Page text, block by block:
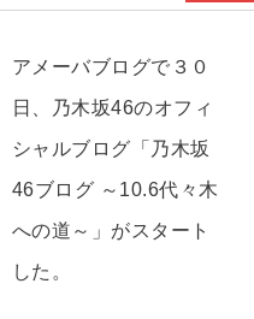
アメーバブログで３０
日、乃木坂46のオフィ
シャルブログ「乃木坂
46ブログ ～10.6代々木
への道～」がスタート
した。